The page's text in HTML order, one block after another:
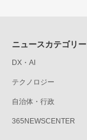
ニュースカテゴリー
DX・AI
テクノロジー
自治体・行政
365NEWSCENTER